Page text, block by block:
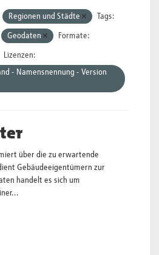
Regionen und Städte Tags:
Geodaten Formate:
Lizenzen:
- Namensnennung - Version
über die zu erwartende
Gebäudeeigentümern zur
handelt es sich um